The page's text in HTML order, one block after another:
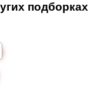
подборках